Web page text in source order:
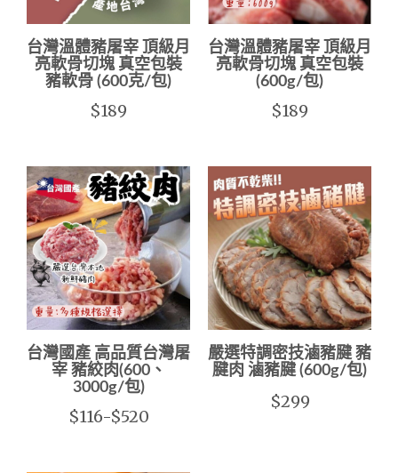
台灣溫體豬屠宰 頂級月
亮軟骨切塊 真空包裝
豬軟骨 (600克/包)
$189
台灣溫體豬屠宰 頂級月
亮軟骨切塊 真空包裝
(600g/包)
$189
台灣國產 高品質台灣屠
宰 豬絞肉(600、
3000g/包)
$116-$520
嚴選特調密技滷豬腱 豬
腱肉 滷豬腱 (600g/包)
$299